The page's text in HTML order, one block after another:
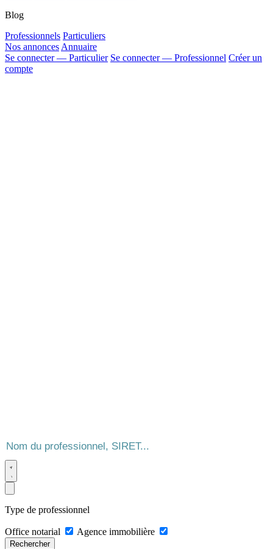
Blog
Professionnels Particuliers
Nos annonces Annuaire
Se connecter — Particulier Se connecter — Professionnel Créer un
compte
Type de professionnel
Office notarial Agence immobilière
Rechercher